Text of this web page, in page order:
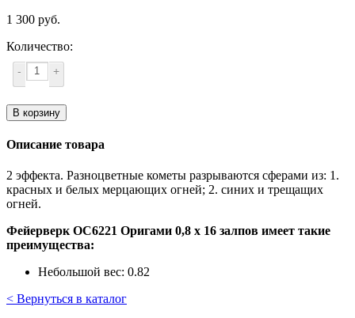
1 300 руб.
Количество:
- +
В корзину
Описание товара
2 эффекта. Разноцветные кометы разрываются сферами из: 1.
красных и белых мерцающих огней; 2. синих и трещащих
огней.
Фейерверк ОС6221 Оригами 0,8 х 16 залпов имеет такие
преимущества:
Небольшой вес: 0.82
< Вернуться в каталог